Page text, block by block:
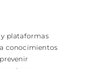
plataformas
conocimientos